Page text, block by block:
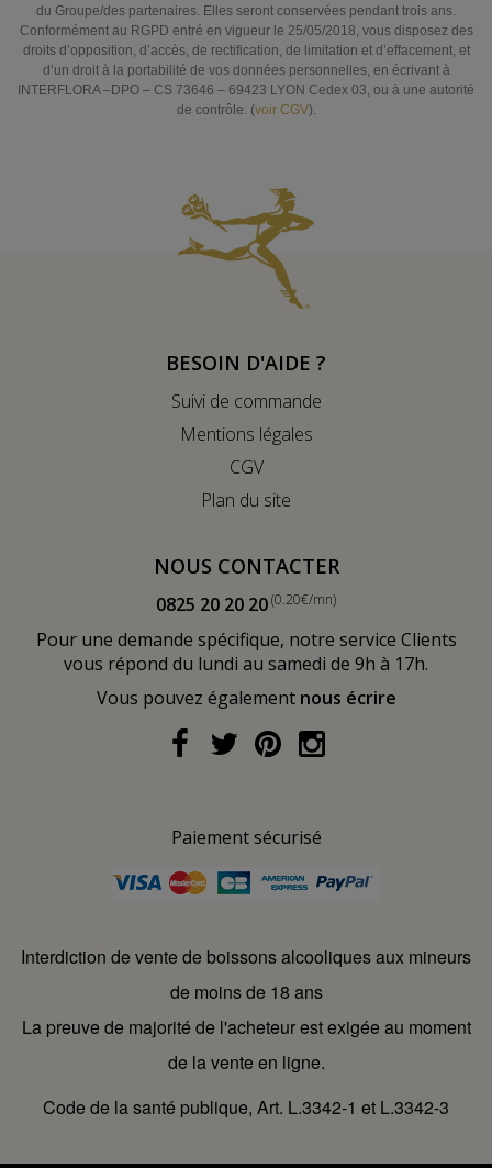
du Groupe/des partenaires. Elles seront conservées pendant trois ans.
Conformément au RGPD entré en vigueur le 25/05/2018, vous disposez des
droits d’opposition, d’accès, de rectification, de limitation et d’effacement, et
d’un droit à la portabilité de vos données personnelles, en écrivant à
INTERFLORA –DPO – CS 73646 – 69423 LYON Cedex 03, ou à une autorité
de contrôle. (voir CGV).
BESOIN D'AIDE ?
Suivi de commande
Mentions légales
CGV
Plan du site
NOUS CONTACTER
0825 20 20 20(0.20€/mn)
Pour une demande spécifique, notre service Clients
vous répond du lundi au samedi de 9h à 17h.
Vous pouvez également nous écrire
Paiement sécurisé
Interdiction de vente de boissons alcooliques aux mineurs
de moins de 18 ans
La preuve de majorité de l'acheteur est exigée au moment
de la vente en ligne.
Code de la santé publique, Art. L.3342-1 et L.3342-3